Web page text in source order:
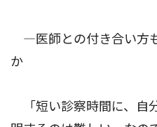
―医師との付き合い方
か
「短い診察時間に、自